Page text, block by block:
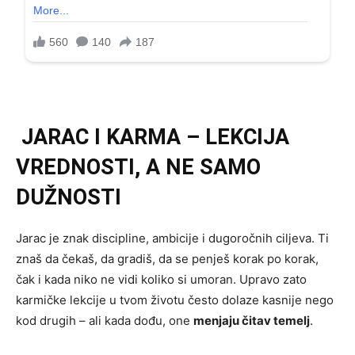
JARAC I KARMA – LEKCIJA
VREDNOSTI, A NE SAMO
DUŽNOSTI
Jarac je znak discipline, ambicije i dugoročnih ciljeva. Ti
znaš da čekaš, da gradiš, da se penješ korak po korak,
čak i kada niko ne vidi koliko si umoran. Upravo zato
karmičke lekcije u tvom životu često dolaze kasnije nego
kod drugih – ali kada dođu, one menjaju čitav temelj.